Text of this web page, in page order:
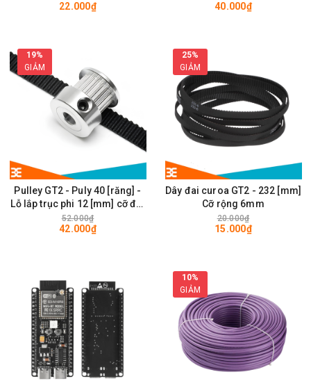
22.000₫ 28 x 28mm
40.000₫
19%
GIẢM
Pulley GT2 - Puly 40 [răng] -
Lỗ lắp trục phi 12 [mm] cỡ đai
rộng 6mm
52.000₫
42.000₫
25%
GIẢM
Dây đai curoa GT2 - 232 [mm]
Cỡ rộng 6mm
20.000₫
15.000₫
10%
GIẢM